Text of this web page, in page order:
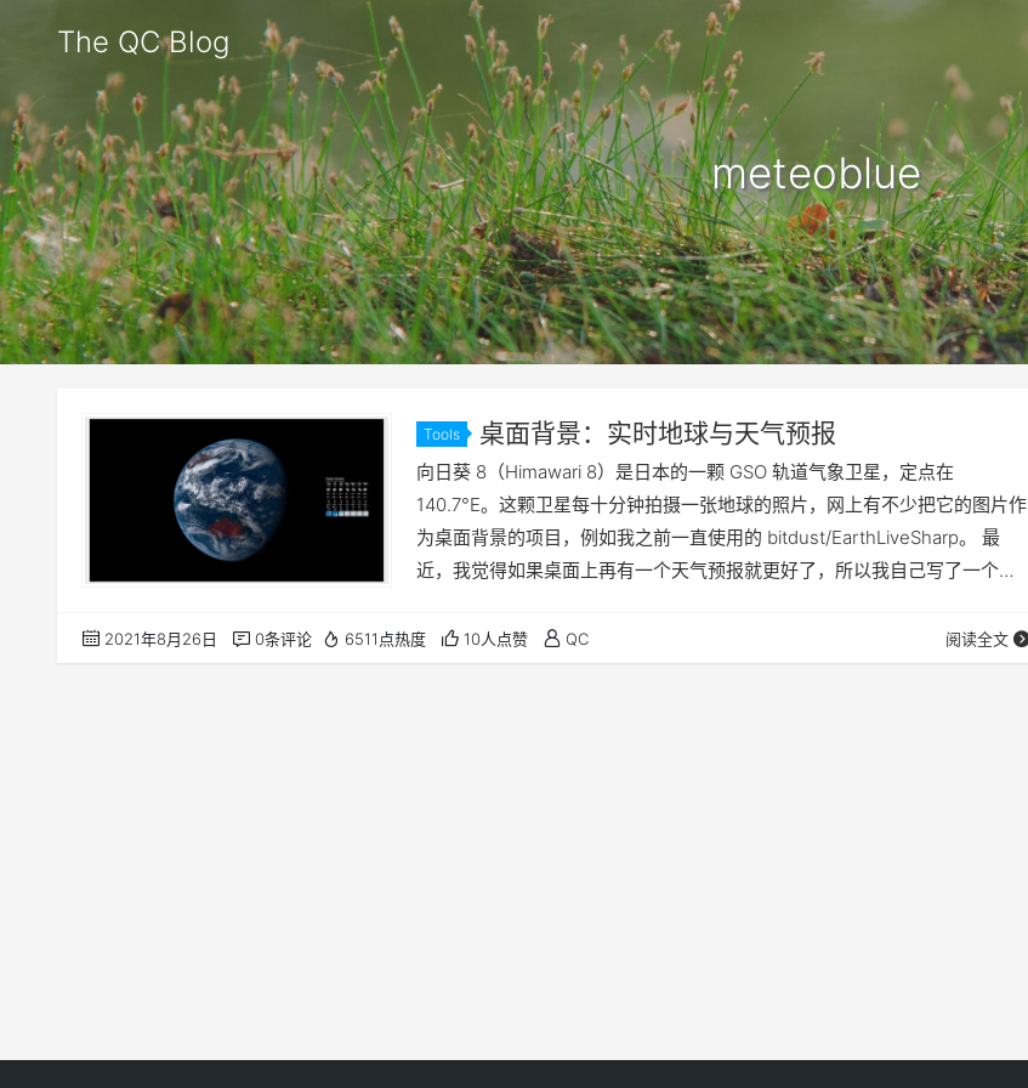
The QC Blog
meteoblue
Tools 桌面背景：实时地球与天气预报
向日葵 8（Himawari 8）是日本的一颗 GSO 轨道气象卫星，定点在
140.7°E。这颗卫星每十分钟拍摄一张地球的照片，网上有不少把它的图片作
为桌面背景的项目，例如我之前一直使用的 bitdust/EarthLiveSharp。 最
近，我觉得如果桌面上再有一个天气预报就更好了，所以我自己写了一个同
Engine 桌面壁纸。 如何使用 在 Steam 创意工坊 订阅，或者克隆
qcmiao1998/LiveEarth…
2021年8月26日 0条评论 6511点热度 10人点赞 QC 阅读全文